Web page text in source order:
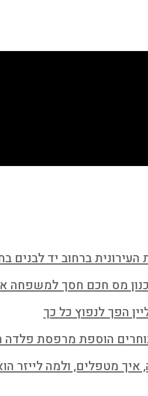
ברחוב יד לבנים
חכם חסך למשפחה אחת מעל
הפך לנפוץ כל כך
הוספת מרפסת פלדה
מטפלים, ולמה לייזר